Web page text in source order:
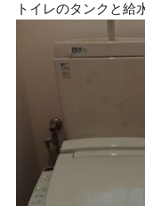
トイレのタンクと給